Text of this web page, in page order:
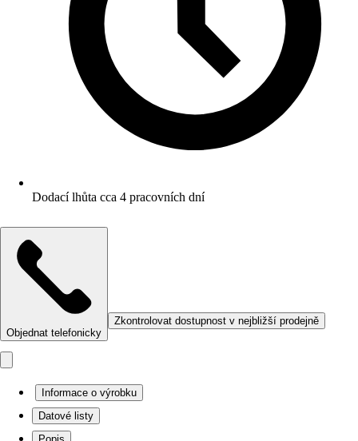
Dodací lhůta cca 4 pracovních dní
Objednat telefonicky
Zkontrolovat dostupnost v nejbližší prodejně
Informace o výrobku
Datové listy